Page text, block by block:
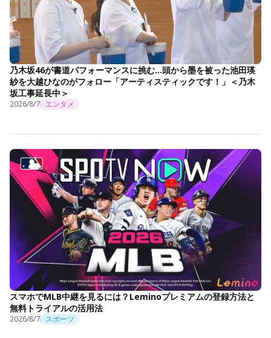
乃木坂46が書道パフォーマンスに挑む…頭から墨を被った池田瑛
紗を大越ひなのがフォロー「アーティスティックです！」＜乃木
坂工事延長中＞
2026/8/7 エンタメ
スマホでMLB中継を見るには？Leminoプレミアムの登録方法と
無料トライアルの活用法
2026/8/7 スポーツ